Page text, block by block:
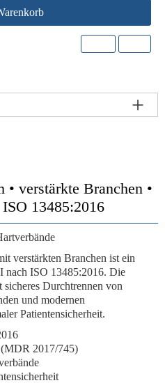
• verstärkte Branchen •
13485:2016
verstärkten Branchen ist ein
nach ISO 13485:2016. Die
Durchtrennen von
und modernen
Patientensicherheit.
2017/745)